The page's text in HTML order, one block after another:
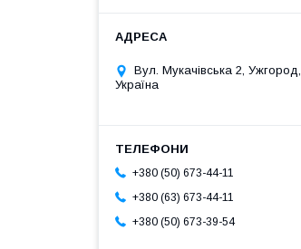
Вул. Мукачівська 2, Ужгород,
Україна
+380 (50) 673-44-11
+380 (63) 673-44-11
+380 (50) 673-39-54